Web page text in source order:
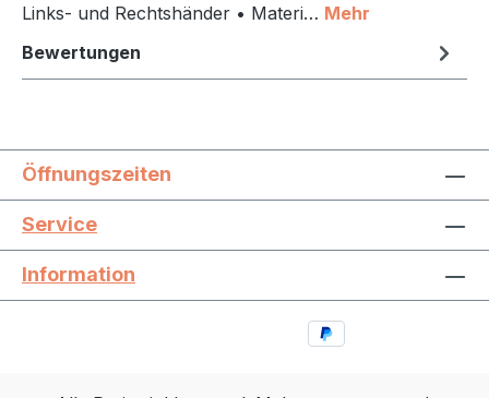
Links- und Rechtshänder • Materi… Mehr
Bewertungen
Öffnungszeiten
Service
Information